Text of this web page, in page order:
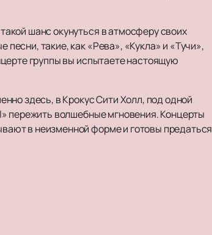
шанс окунуться в атмосферу своих
такие, как «Рева», «Кукла» и «Тучи»,
группы вы испытаете настоящую
здесь, в Крокус Сити Холл, под одной
пережить волшебные мгновения. Концерты
в неизменной форме и готовы предаться